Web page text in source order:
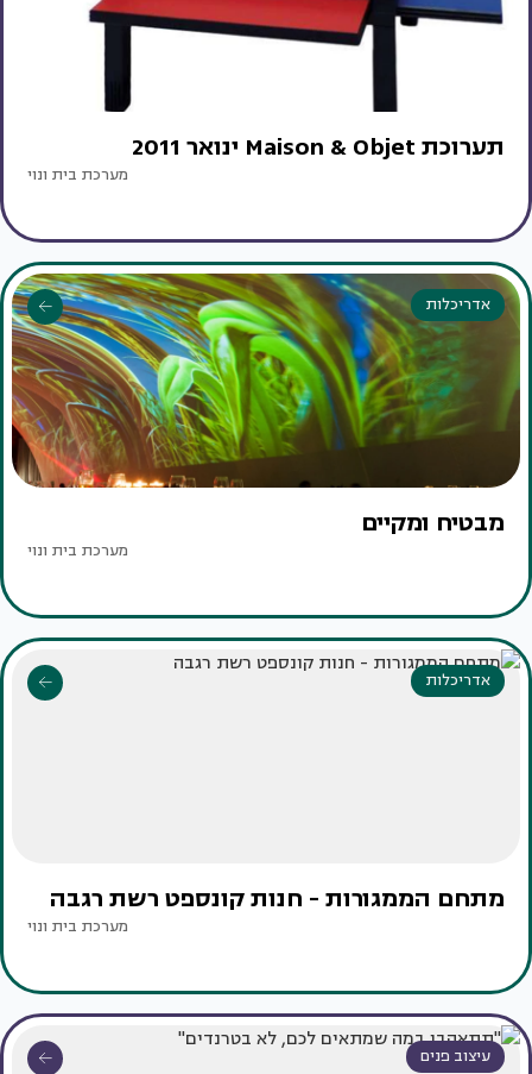
תערוכת Maison & Objet ינואר 2011
מערכת בית ונוי
אדריכלות
מבטיח ומקיים
מערכת בית ונוי
אדריכלות
מתחם הממגורות - חנות קונספט רשת רגבה
מערכת בית ונוי
עיצוב פנים